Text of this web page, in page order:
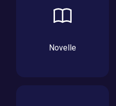
Novelle